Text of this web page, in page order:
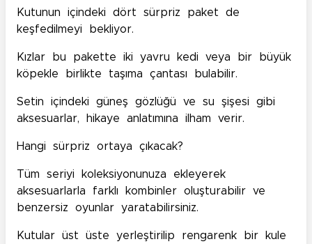
Kutunun içindeki dört sürpriz paket de
keşfedilmeyi bekliyor.
Kızlar bu pakette iki yavru kedi veya bir büyük
köpekle birlikte taşıma çantası bulabilir.
Setin içindeki güneş gözlüğü ve su şişesi gibi
aksesuarlar, hikaye anlatımına ilham verir.
Hangi sürpriz ortaya çıkacak?
Tüm seriyi koleksiyonunuza ekleyerek
aksesuarlarla farklı kombinler oluşturabilir ve
benzersiz oyunlar yaratabilirsiniz.
Kutular üst üste yerleştirilip rengarenk bir kule